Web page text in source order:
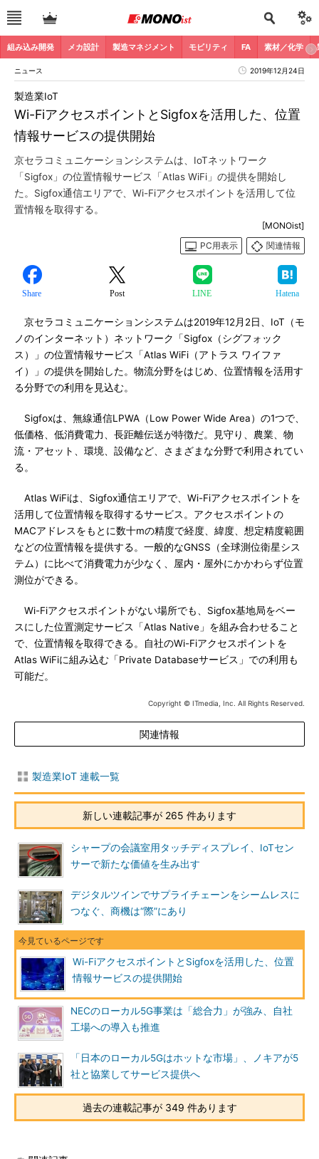
組み込み開発 メカ設計 製造マネジメント モビリティ FA 素材／化学
ニュース 2019年12月24日
Wi-FiアクセスポイントとSigfoxを活用した、位置
情報サービスの提供開始
製造業IoT
京セラコミュニケーションシステムは、IoTネットワーク
「Sigfox」の位置情報サービス「Atlas WiFi」の提供を開始し
た。Sigfox通信エリアで、Wi-Fiアクセスポイントを活用して位
置情報を取得する。
[MONOist]
PC用表示
関連情報
Share Post LINE Hatena
京セラコミュニケーションシステムは2019年12月2日、IoT（モ
ノのインターネット）ネットワーク「Sigfox（シグフォック
ス）」の位置情報サービス「Atlas WiFi（アトラス ワイファ
イ）」の提供を開始した。物流分野をはじめ、位置情報を活用す
る分野での利用を見込む。
Sigfoxは、無線通信LPWA（Low Power Wide Area）の1つで、
低価格、低消費電力、長距離伝送が特徴だ。見守り、農業、物
流・アセット、環境、設備など、さまざまな分野で利用されてい
る。
Atlas WiFiは、Sigfox通信エリアで、Wi-Fiアクセスポイントを
活用して位置情報を取得するサービス。アクセスポイントの
MACアドレスをもとに数十mの精度で経度、緯度、想定精度範囲
などの位置情報を提供する。一般的なGNSS（全球測位衛星シス
テム）に比べて消費電力が少なく、屋内・屋外にかかわらず位置
測位ができる。
Wi-Fiアクセスポイントがない場所でも、Sigfox基地局をベー
スにした位置測定サービス「Atlas Native」を組み合わせること
で、位置情報を取得できる。自社のWi-Fiアクセスポイントを
Atlas WiFiに組み込む「Private Databaseサービス」での利用も
可能だ。
Copyright © ITmedia, Inc. All Rights Reserved.
関連情報
製造業IoT 連載一覧
新しい連載記事が 265 件あります
シャープの会議室用タッチディスプレイ、IoTセン
サーで新たな価値を生み出す
デジタルツインでサプライチェーンをシームレスに
つなぐ、商機は“際”にあり
Wi-FiアクセスポイントとSigfoxを活用した、位置
情報サービスの提供開始
NECのローカル5G事業は「総合力」が強み、自社
工場への導入も推進
「日本のローカル5Gはホットな市場」、ノキアが5
社と協業してサービス提供へ
過去の連載記事が 349 件あります